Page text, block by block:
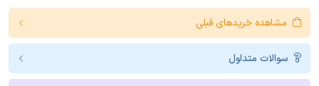
مشاهده خریدهای قبلی
سوالات متداول